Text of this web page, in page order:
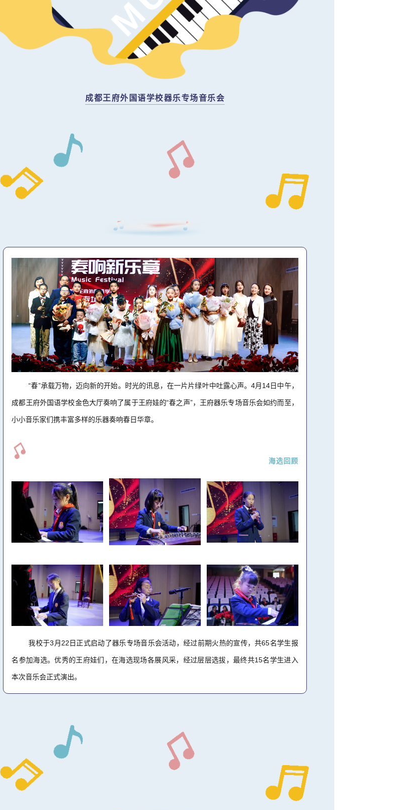
成都王府外国语学校器乐专场音乐会
“春”承载万物，迈向新的开始。时光的讯息，在一片片绿叶中吐露心声。4月14日中午，
成都王府外国语学校金色大厅奏响了属于王府娃的“春之声”，王府器乐专场音乐会如约而至，
小小音乐家们携丰富多样的乐器奏响春日华章。
海选回顾
我校于3月22日正式启动了器乐专场音乐会活动，经过前期火热的宣传，共65名学生报
名参加海选。优秀的王府娃们，在海选现场各展风采，经过层层选拔，最终共15名学生进入
本次音乐会正式演出。